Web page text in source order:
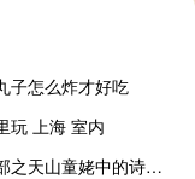
子怎么炸才好吃
玩 上海 室内
天龙八部之天山童姥中的诗句是什么_人生如梦……后面的是什么